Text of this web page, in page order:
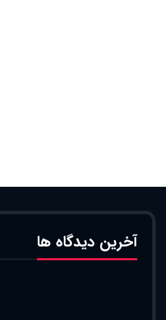
آخرین دیدگاه ها